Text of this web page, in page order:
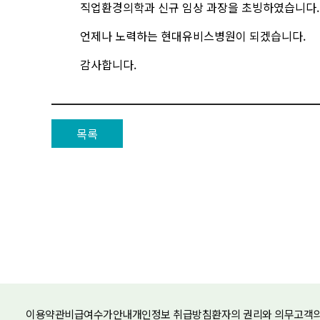
직업환경의학과 신규 임상 과장을 초빙하였습니다.
언제나 노력하는 현대유비스병원이 되겠습니다.
감사합니다.
목록
이용약관비급여수가안내개인정보 취급방침환자의 권리와 의무고객